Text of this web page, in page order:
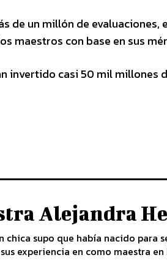
de un millón de
maestros con base en sus
invertido casi 50 mil millones
Alejandra
chica supo que había nacido para
experiencia en como maestra en